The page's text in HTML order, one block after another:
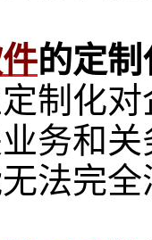
的定
制化
务和
法完